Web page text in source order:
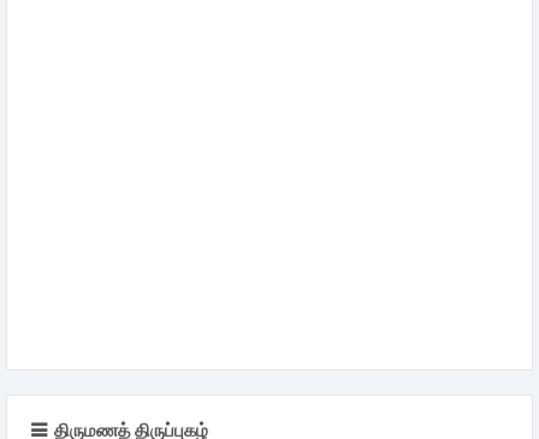
திருமணத் திருப்புகழ்